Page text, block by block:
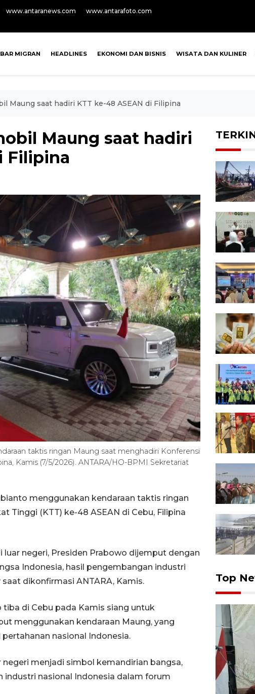
www.antaranews.com
www.antarafoto.com
MIGRAN HEADLINES EKONOMI DAN BISNIS WISATA DAN KULINER
Maung saat hadiri KTT ke-48 ASEAN di Filipina
Maung saat hadiri
Filipina
taktis ringan Maung saat menghadiri Konferensi
Kamis (7/5/2026). ANTARA/HO-BPMI Sekretariat
menggunakan kendaraan taktis ringan
Tinggi (KTT) ke-48 ASEAN di Cebu, Filipina
negeri, Presiden Prabowo dijemput dengan
Indonesia, hasil pengembangan industri
dikonfirmasi ANTARA, Kamis.
di Cebu pada Kamis siang untuk
menggunakan kendaraan Maung, yang
nasional Indonesia.
menjadi simbol kemandirian bangsa,
industri nasional Indonesia dalam forum
Top